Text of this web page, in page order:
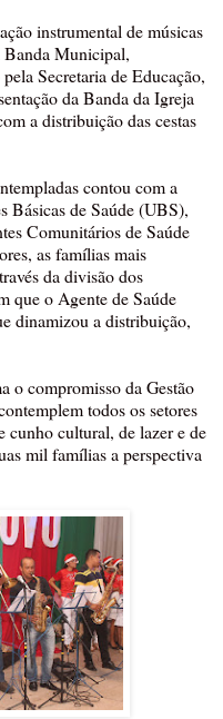
instrumental de músicas
Banda Municipal,
Secretaria de Educação,
da Banda da Igreja
a distribuição das cestas
contou com a
Básicas de Saúde (UBS),
Comunitários de Saúde
as famílias mais
da divisão dos
que o Agente de Saúde
dinamizou a distribuição,
o compromisso da Gestão
todos os setores
cunho cultural, de lazer e de
mil famílias a perspectiva